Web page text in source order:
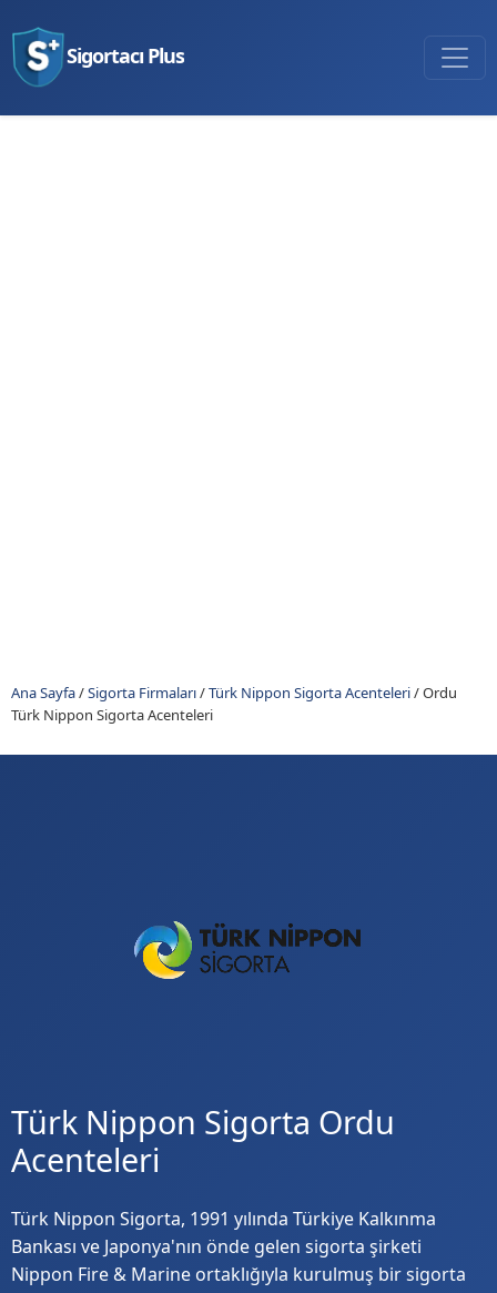
Sigortacı Plus
Ana Sayfa/Sigorta Firmaları/Türk Nippon Sigorta Acenteleri/Ordu
Türk Nippon Sigorta Acenteleri
Türk Nippon Sigorta Ordu
Acenteleri
Türk Nippon Sigorta, 1991 yılında Türkiye Kalkınma
Bankası ve Japonya'nın önde gelen sigorta şirketi
Nippon Fire & Marine ortaklığıyla kurulmuş bir sigorta